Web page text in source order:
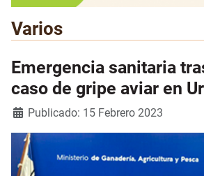
Varios
Emergencia sanitaria
caso de gripe aviar en
Detalles
Publicado: 15 Febrero 2023